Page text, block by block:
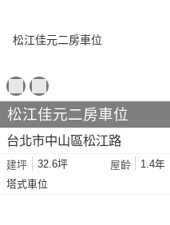
松江佳元二房車位
台北市中山區松江路
建坪 32.6坪 屋齡 1.4年
塔式車位